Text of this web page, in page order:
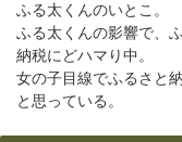
ふる太くんのいとこ。
ふる太くんの影響で、
納税にどハマり中。
女の子目線でふるさと
と思っている。